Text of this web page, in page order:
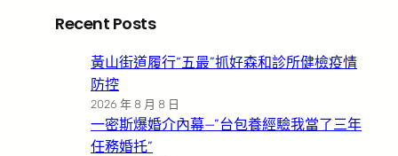
Recent Posts
黃山街道履行“五最”抓好森和診所健檢疫情
防控
2026 年 8 月 8 日
一密斯爆婚介內幕—”台包養經驗我當了三年
任務婚托”